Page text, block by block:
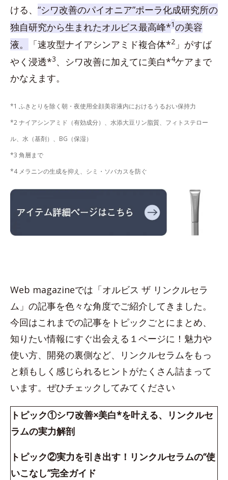
ける、 “シワ改善のパイオニア”ポーラ化成研究所の
独自研究から生まれたオルビス最高峰*1の美容
液。
「速攻型ナイアシンアミド複合体*2 」がすば
やく浸透*3、シワ改善に加えてに美白*4ケアまで
かなえます。
*1 ふきとりを除く朝・夜使用全顔美容液内におけるうるおい保持力
*2 ナイアシンアミド（有効成分）、水添大豆リン脂質、フィトステロー
ル、水（基剤）、BG（保湿）
*3 角層まで
*4 メラニンの生成を抑え、シミ・ソバカスを防ぐ
Web magazineでは「オルビス ザ リンクルセラ
ム」の記事を色々な角度でご紹介してきました。
今回はこれまでの記事をトピックごとにまとめ、
知りたい情報にすぐ出会える１ページに！魅力や
使い方、開発の裏側など、リンクルセラムをもっ
と頼もしく感じられるヒントがたくさん詰まって
います。ぜひチェックしてみてください
トピック①シワ改善×美白*を叶える、リンクルセ
ラムの実力解剖
トピック②実力を引き出す！リンクルセラムの“使
いこなし”完全ガイド